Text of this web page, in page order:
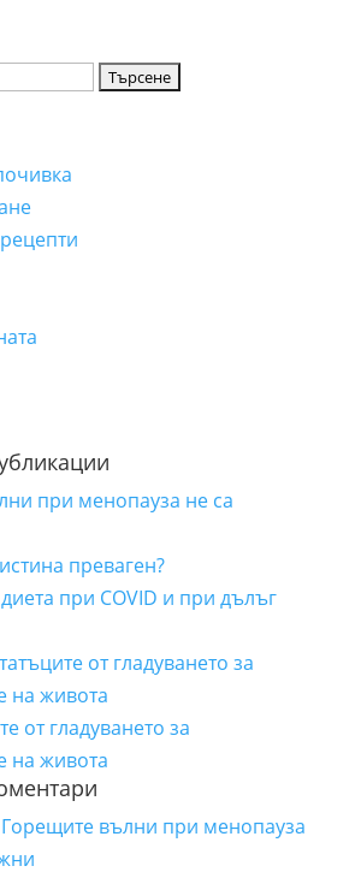
при менопауза не са
преваген?
при COVID и при дълъг
от гладуването за
на живота
от гладуването за
на живота
Горещите вълни при менопауза